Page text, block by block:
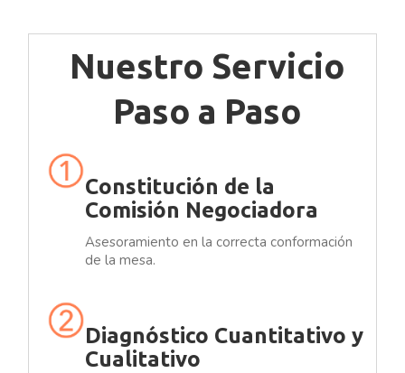
Nuestro Servicio
Paso a Paso
Constitución de la
Comisión Negociadora
Asesoramiento en la correcta conformación
de la mesa.
Diagnóstico Cuantitativo y
Cualitativo